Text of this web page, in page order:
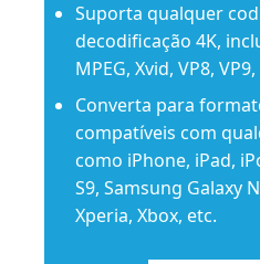
Suporta qualquer
decodificação 4K,
MPEG, Xvid, VP8,
Converta para
compatíveis com
como iPhone, iPad,
S9, Samsung Galaxy
Xperia, Xbox, etc.